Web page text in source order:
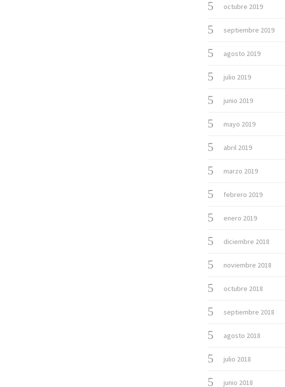
octubre 2019
septiembre 2019
agosto 2019
julio 2019
junio 2019
mayo 2019
abril 2019
marzo 2019
febrero 2019
enero 2019
diciembre 2018
noviembre 2018
octubre 2018
septiembre 2018
agosto 2018
julio 2018
junio 2018